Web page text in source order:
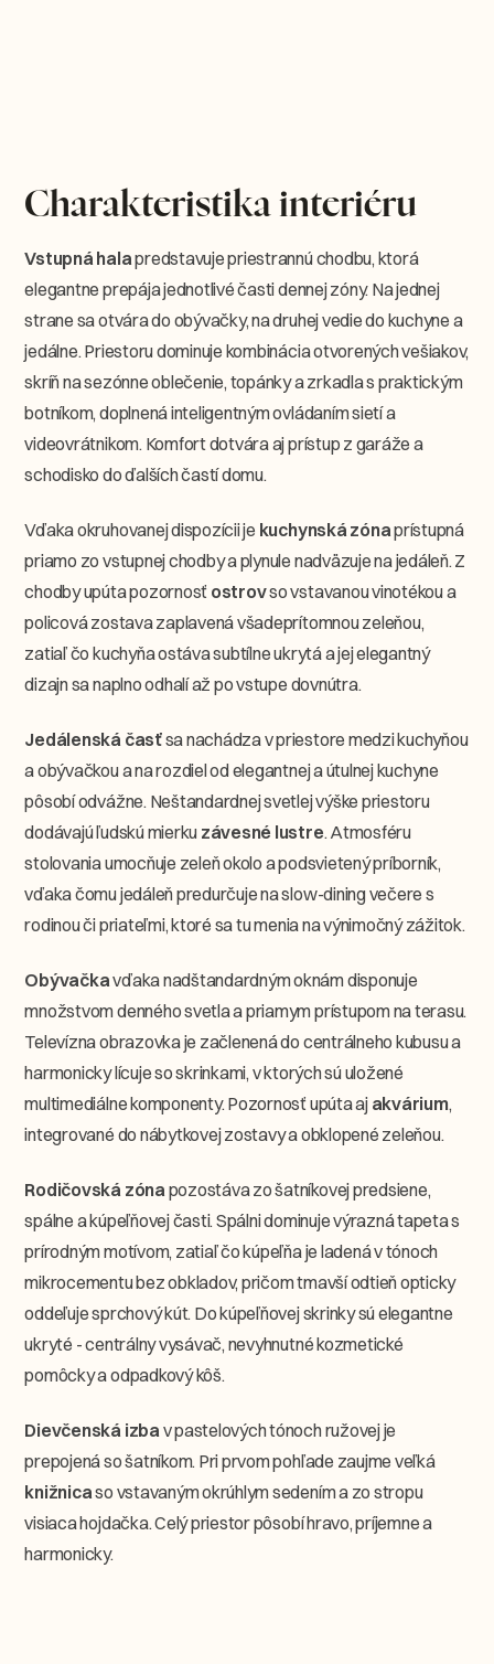
Charakteristika interiéru
Vstupná halapredstavuje priestrannú chodbu, ktorá
elegantne prepája jednotlivé časti dennej zóny. Na jednej
strane sa otvára do obývačky, na druhej vedie do kuchyne a
jedálne. Priestoru dominuje kombinácia otvorených vešiakov,
skríň na sezónne oblečenie, topánky a zrkadla s praktickým
botníkom, doplnená inteligentným ovládaním sietí a
videovrátnikom. Komfort dotvára aj prístup z garáže a
schodisko do ďalších častí domu.
Vďaka okruhovanej dispozícii je kuchynská zónaprístupná
priamo zo vstupnej chodby a plynule nadväzuje na jedáleň. Z
chodby upúta pozornosť ostrovso vstavanou vinotékou a
policová zostava zaplavená všadeprítomnou zeleňou,
zatiaľ čo kuchyňa ostáva subtílne ukrytá a jej elegantný
dizajn sa naplno odhalí až po vstupe dovnútra.
Jedálenská časťsa nachádza v priestore medzi kuchyňou
a obývačkou a na rozdiel od elegantnej a útulnej kuchyne
pôsobí odvážne. Neštandardnej svetlej výške priestoru
dodávajú ľudskú mierku závesné lustre. Atmosféru
stolovania umocňuje zeleň okolo a podsvietený príborník,
vďaka čomu jedáleň predurčuje na slow-dining večere s
rodinou či priateľmi, ktoré sa tu menia na výnimočný zážitok.
Obývačkavďaka nadštandardným oknám disponuje
množstvom denného svetla a priamym prístupom na terasu.
Televízna obrazovka je začlenená do centrálneho kubusu a
harmonicky lícuje so skrinkami, v ktorých sú uložené
multimediálne komponenty. Pozornosť upúta ajakvárium,
integrované do nábytkovej zostavy a obklopené zeleňou.
Rodičovská zóna pozostáva zo šatníkovej predsiene,
spálne a kúpeľňovej časti. Spálni dominuje výrazná tapeta s
prírodným motívom, zatiaľ čo kúpeľňa je ladená v tónoch
mikrocementu bez obkladov, pričom tmavší odtieň opticky
oddeľuje sprchový kút. Do kúpeľňovej skrinky sú elegantne
ukryté - centrálny vysávač, nevyhnutné kozmetické
pomôcky a odpadkový kôš.
Dievčenská izba v pastelových tónoch ružovej je
prepojená so šatníkom. Pri prvom pohľade zaujme veľká
knižnicaso vstavaným okrúhlym sedením a zo stropu
visiaca hojdačka. Celý priestor pôsobí hravo, príjemne a
harmonicky.